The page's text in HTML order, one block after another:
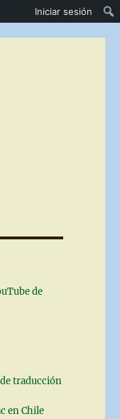
Iniciar sesión
de
traducción
en Chile